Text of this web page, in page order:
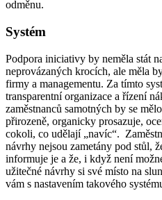
odměnu.
Systém
Podpora iniciativy by neměla stát
neprovázaných krocích, ale měla
firmy a managementu. Za tímto
transparentní organizace a řízení
zaměstnanců samotných by se
přirozeně, organicky prosazuje,
cokoli, co udělají „navíc“.
návrhy nejsou zametány pod stůl,
informuje je a že, i když není
užitečné návrhy si své místo na
vám s nastavením takového